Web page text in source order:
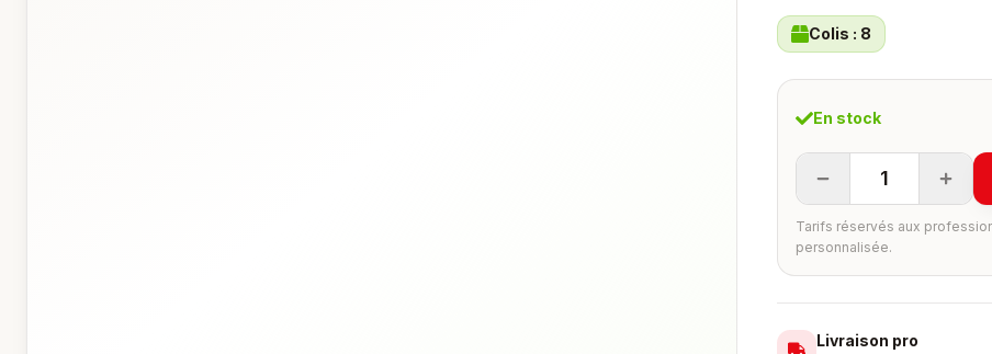
Colis : 8
En stock
1
Tarifs réservés aux
personnalisée.
Livraison pro